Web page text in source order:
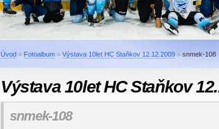
Úvod » Fotoalbum » Výstava 10let HC Staňkov 12.12.2009 » snmek-108
Výstava 10let HC Staňkov
snmek-108